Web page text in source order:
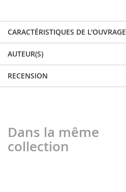
CARACTÉRISTIQUES DE L'OUVRAGE
AUTEUR(S)
RECENSION
Dans la même
collection